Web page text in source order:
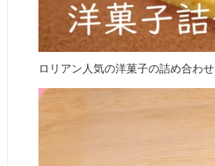
ロリアン人気の洋菓子の詰め合わせ